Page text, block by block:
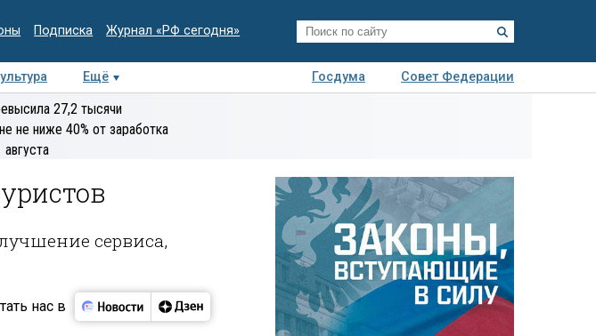
Подписка Журнал «РФ сегодня»
Ещё Госдума
Совет Федерации
Колумнисты
27,2 тысячи
не ниже 40% от заработка
сервиса,
нас в